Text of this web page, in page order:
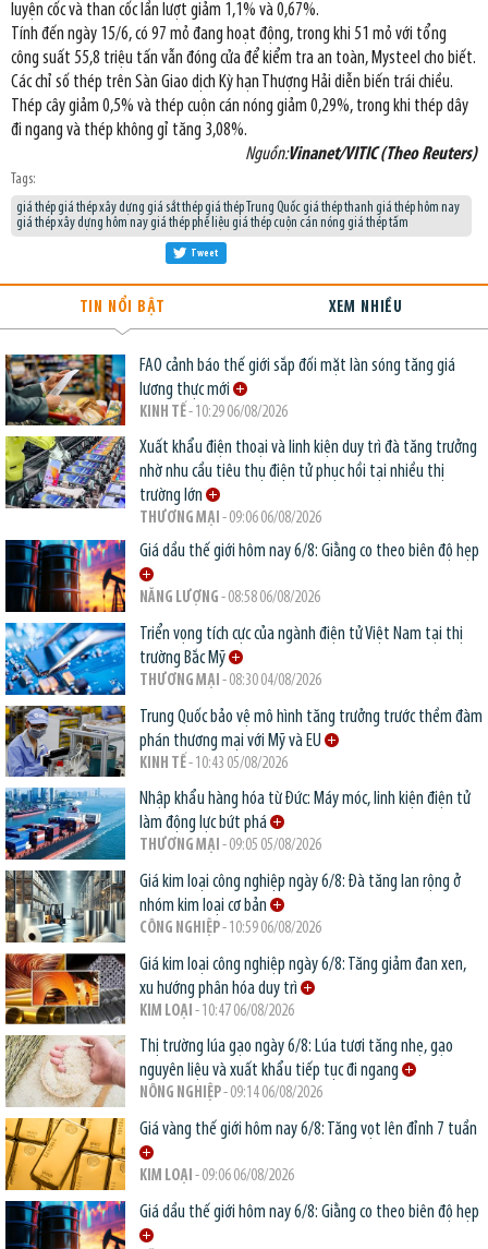
luyện cốc và than cốc lần lượt giảm 1,1% và 0,67%.
Tính đến ngày 15/6, có 97 mỏ đang hoạt động, trong khi 51 mỏ với tổng
công suất 55,8 triệu tấn vẫn đóng cửa để kiểm tra an toàn, Mysteel cho biết.
Các chỉ số thép trên Sàn Giao dịch Kỳ hạn Thượng Hải diễn biến trái chiều.
Thép cây giảm 0,5% và thép cuộn cán nóng giảm 0,29%, trong khi thép dây
đi ngang và thép không gỉ tăng 3,08%.
Nguồn:Vinanet/VITIC (Theo Reuters)
Tags:
giá thép giá thép xây dựng giá sắt thép giá thép Trung Quốc giá thép thanh giá thép hôm nay
giá thép xây dựng hôm nay giá thép phế liệu giá thép cuộn cán nóng giá thép tấm
Tweet
TIN NỔI BẬT XEM NHIỀU
FAO cảnh báo thế giới sắp đối mặt làn sóng tăng giá
lương thực mới
KINH TẾ- 10:29 06/08/2026
Xuất khẩu điện thoại và linh kiện duy trì đà tăng trưởng
nhờ nhu cầu tiêu thụ điện tử phục hồi tại nhiều thị
trường lớn
THƯƠNG MẠI - 09:06 06/08/2026
Giá dầu thế giới hôm nay 6/8: Giằng co theo biên độ hẹp
NĂNG LƯỢNG - 08:58 06/08/2026
Triển vọng tích cực của ngành điện tử Việt Nam tại thị
trường Bắc Mỹ
THƯƠNG MẠI - 08:30 04/08/2026
Trung Quốc bảo vệ mô hình tăng trưởng trước thềm đàm
phán thương mại với Mỹ và EU
KINH TẾ- 10:43 05/08/2026
Nhập khẩu hàng hóa từ Đức: Máy móc, linh kiện điện tử
làm động lực bứt phá
THƯƠNG MẠI - 09:05 05/08/2026
Giá kim loại công nghiệp ngày 6/8: Đà tăng lan rộng ở
nhóm kim loại cơ bản
CÔNG NGHIỆP- 10:59 06/08/2026
Giá kim loại công nghiệp ngày 6/8: Tăng giảm đan xen,
xu hướng phân hóa duy trì
KIM LOẠI - 10:47 06/08/2026
Thị trường lúa gạo ngày 6/8: Lúa tươi tăng nhẹ, gạo
nguyên liệu và xuất khẩu tiếp tục đi ngang
NÔNG NGHIỆP- 09:14 06/08/2026
Giá vàng thế giới hôm nay 6/8: Tăng vọt lên đỉnh 7 tuần
KIM LOẠI - 09:06 06/08/2026
Giá dầu thế giới hôm nay 6/8: Giằng co theo biên độ hẹp